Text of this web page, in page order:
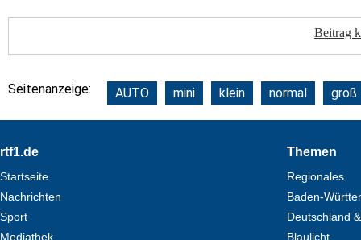
Beitrag
Seitenanzeige: AUTO mini klein normal groß
Footer
rtf1.de
Startseite
Nachrichten
Sport
Mediathek
Themen
Regionales
Baden-
Deutschland
Blaulicht